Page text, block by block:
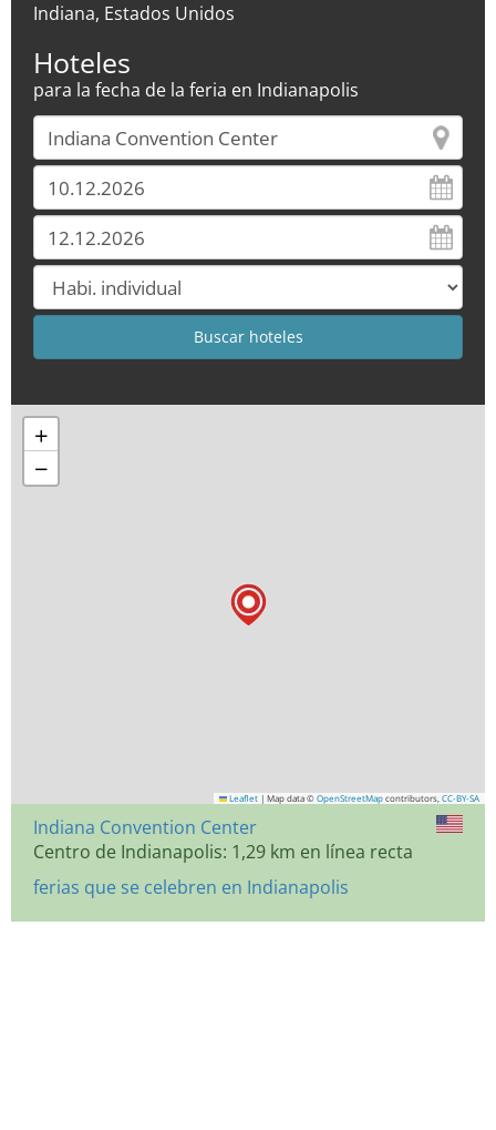
Indiana, Estados Unidos
Hoteles
para la fecha de la feria en Indianapolis
+
−
Leaflet | Map data © OpenStreetMap contributors, CC-BY-SA
Indiana Convention Center
Centro de Indianapolis: 1,29 km en línea recta
ferias que se celebren en Indianapolis